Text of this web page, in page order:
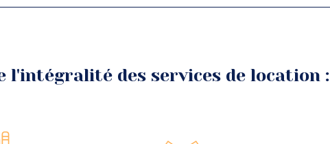
l'intégralité des services de location :